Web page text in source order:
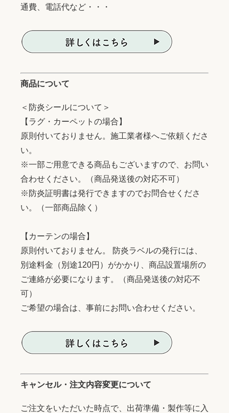
通費、電話代など・・・
商品について
＜防炎シールについて＞
【ラグ・カーペットの場合】
原則付いておりません。施工業者様へご依頼くださ
い。
※一部ご用意できる商品もございますので、お問い
合わせください。（商品発送後の対応不可）
※防炎証明書は発行できますのでお問合せくださ
い。（一部商品除く）
【カーテンの場合】
原則付いておりません。 防炎ラベルの発行には、
別途料金（別途120円）がかかり、商品設置場所の
ご連絡が必要になります。（商品発送後の対応不
可）
ご希望の場合は、事前にお問い合わせください。
キャンセル・注文内容変更について
ご注文をいただいた時点で、出荷準備・製作等に入